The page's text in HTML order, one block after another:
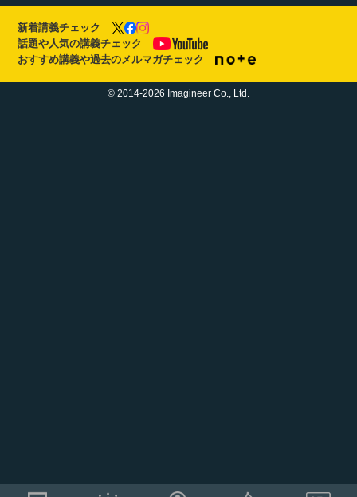
新着講義チェック
話題や人気の講義チェック
おすすめ講義や過去のメルマガチェック
© 2014-2026 Imagineer Co., Ltd.